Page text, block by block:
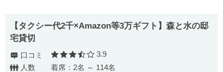
【タクシー代2千×Amazon等3万ギフト】森と水の邸
宅貸切
口コミ 口コミ評価
3.9
人数
着席：2名 ～ 114名